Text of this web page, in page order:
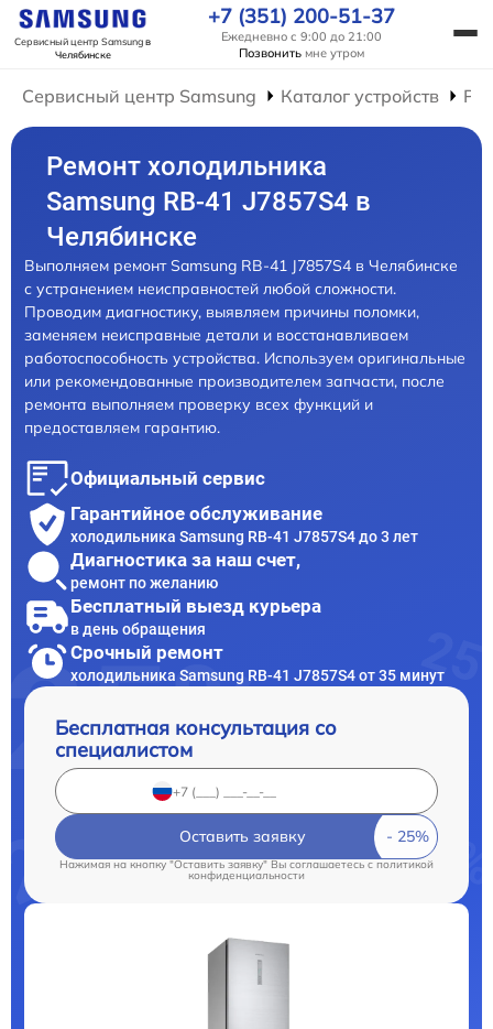
Сервисный центр Samsungв
Челябинске
+7 (351) 200-51-37
Ежедневно с 9:00 до 21:00
Позвонить мне утром
Сервисный центр Samsung Каталог устройств
Ремонт холодильника
Samsung RB-41 J7857S4 в
Челябинске
Выполняем ремонт Samsung RB-41 J7857S4 в Челябинске
с устранением неисправностей любой сложности.
Проводим диагностику, выявляем причины поломки,
заменяем неисправные детали и восстанавливаем
работоспособность устройства. Используем оригинальные
или рекомендованные производителем запчасти, после
ремонта выполняем проверку всех функций и
предоставляем гарантию.
Официальный сервис
Гарантийное обслуживание
холодильника Samsung RB-41 J7857S4 до 3 лет
Диагностика за наш счет,
ремонт по желанию
Бесплатный выезд курьера
в день обращения
Срочный ремонт
холодильника Samsung RB-41 J7857S4 от 35 минут
Бесплатная консультация со
специалистом
Оставить заявку
Нажимая на кнопку "Оставить заявку" Вы соглашаетесь c политикой
конфиденциальности